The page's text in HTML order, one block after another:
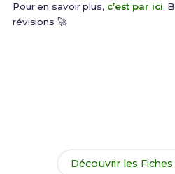
Pour en savoir plus, c’est par ici.
révisions 🚀
Découvrir les